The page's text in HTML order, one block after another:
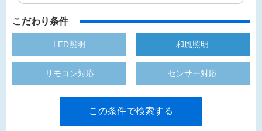
こだわり条件
LED照明 和風照明
リモコン対応 センサー対応